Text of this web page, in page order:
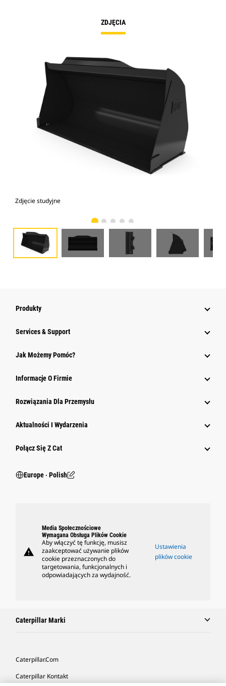
ZDJĘCIA
Zdjęcie studyjne
Produkty
Services & Support
Jak Możemy Pomóc?
Informacje O Firmie
Rozwiązania Dla Przemysłu
Aktualności I Wydarzenia
Połącz Się Z Cat
Europe ‧ Polish
warning
Media Społecznościowe
Wymagana Obsługa Plików Cookie
Aby włączyć tę funkcję, musisz
zaakceptować używanie plików
cookie przeznaczonych do
targetowania, funkcjonalnych i
odpowiadających za wydajność.
Ustawienia
plików cookie
Caterpillar Marki
Caterpillar.com
Caterpillar Kontakt